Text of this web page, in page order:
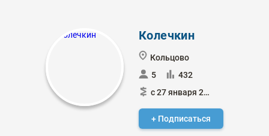
Колечкин
Кольцово
5
432
с 27 января 2024
+ Подписаться